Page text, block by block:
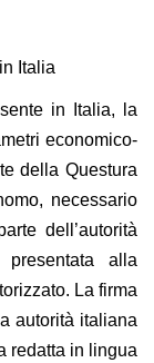
Italia
in Italia, la
economico-
della Questura
necessario
dell’autorità
alla
La firma
autorità italiana
redatta in lingua